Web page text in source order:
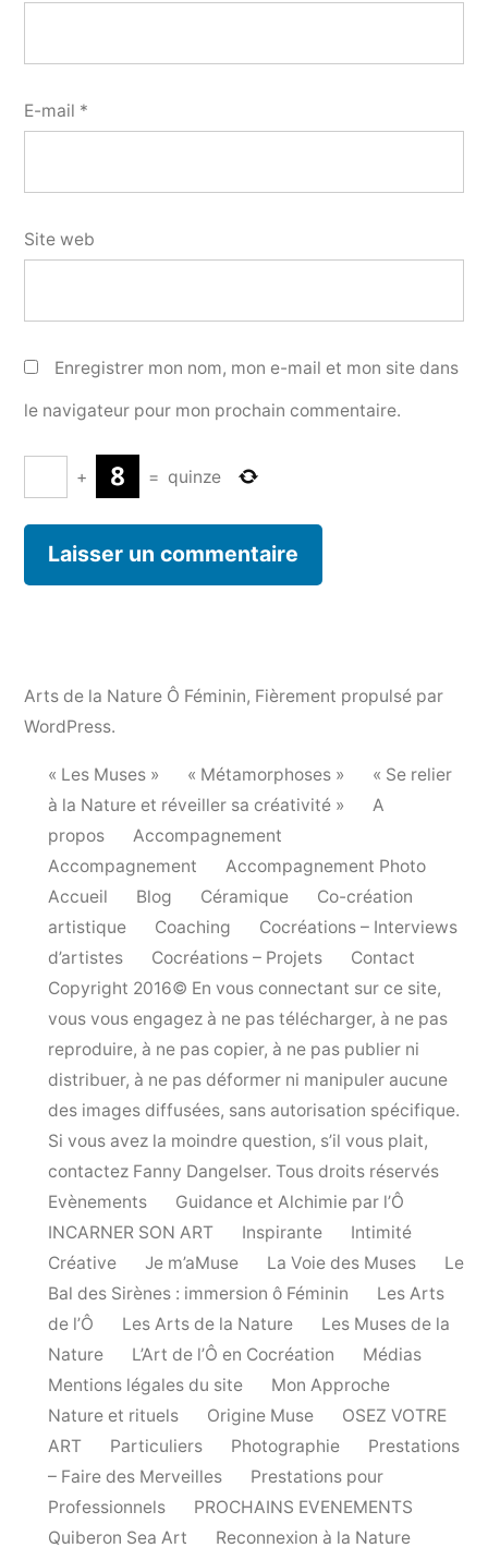
E-mail *
Site web
Enregistrer mon nom, mon e-mail et mon site dans
le navigateur pour mon prochain commentaire.
+ = quinze
Arts de la Nature Ô Féminin, Fièrement propulsé par
WordPress.
« Les Muses » « Métamorphoses »
« Se relier
à la Nature et réveiller sa créativité »
A
propos
Accompagnement
Accompagnement
Accompagnement Photo
Accueil
Blog Céramique
Co-création
artistique
Coaching
Cocréations – Interviews
d’artistes
Cocréations – Projets
Contact
Copyright 2016© En vous connectant sur ce site,
vous vous engagez à ne pas télécharger, à ne pas
reproduire, à ne pas copier, à ne pas publier ni
distribuer, à ne pas déformer ni manipuler aucune
des images diffusées, sans autorisation spécifique.
Si vous avez la moindre question, s’il vous plait,
contactez Fanny Dangelser. Tous droits réservés
Evènements
Guidance et Alchimie par l’Ô
INCARNER SON ART
Inspirante
Intimité
Créative
Je m’aMuse La Voie des Muses
Le
Bal des Sirènes : immersion ô Féminin
Les Arts
de l’Ô
Les Arts de la Nature
Les Muses de la
Nature
L’Art de l’Ô en Cocréation
Médias
Mentions légales du site
Mon Approche
Nature et rituels
Origine Muse
OSEZ VOTRE
ART
Particuliers Photographie
Prestations
– Faire des Merveilles
Prestations pour
Professionnels
PROCHAINS EVENEMENTS
Quiberon Sea Art
Reconnexion à la Nature